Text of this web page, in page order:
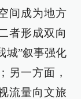
间成为地方
者形成双向
城”叙事强化
另一方面，
流量向文旅